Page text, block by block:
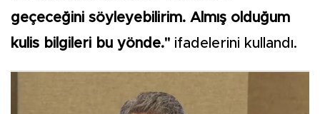
geçeceğini söyleyebilirim. Almış olduğum
kulis bilgileri bu yönde." ifadelerini kullandı.